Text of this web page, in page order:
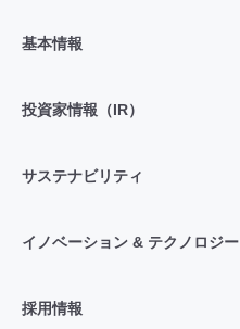
基本情報
投資家情報（IR）
サステナビリティ
イノベーション & テクノロジー
採用情報